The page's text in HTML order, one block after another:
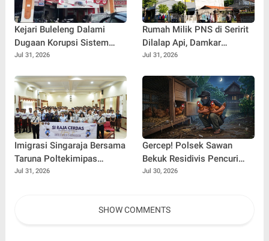
Kejari Buleleng Dalami
Dugaan Korupsi Sistem
Elektronik Perumda Pasar,
Jul 31, 2026
Rumah Milik PNS di Seririt
Dilalap Api, Damkar
Buleleng Berjibaku Selama
Kebakaran
Jul 31, 2026
Imigrasi Singaraja Bersama
Taruna Poltekimipas
Edukasi Ratusan Pelajar
Jul 31, 2026
Gercep! Polsek Sawan
Bekuk Residivis Pencuri
Dua Ekor Ayam Kurang dari
Jul 30, 2026
SHOW COMMENTS